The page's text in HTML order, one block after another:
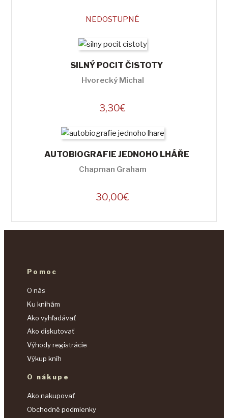
NEDOSTUPNÉ
SILNÝ POCIT ČISTOTY
Hvorecký Michal
3,30€
AUTOBIOGRAFIE JEDNOHO LHÁŘE
Chapman Graham
30,00€
Pomoc
O nás
Ku knihám
Ako vyhľadávať
Ako diskutovať
Výhody registrácie
Výkup kníh
O nákupe
Ako nakupovať
Obchodné podmienky